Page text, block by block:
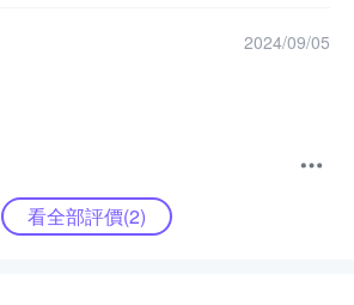
2024/09/05
看全部評價(2)